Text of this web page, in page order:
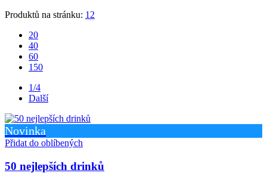
Produktů na stránku: 12
20
40
60
150
1/4
Další
Novinka
Přidat do oblíbených
50 nejlepších drinků